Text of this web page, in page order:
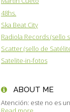
48hs.
Ska Beat City
Radiola Records (sello
Scatter (sello de
Satelite-in-fotos
ABOUT ME
Atención: este no es